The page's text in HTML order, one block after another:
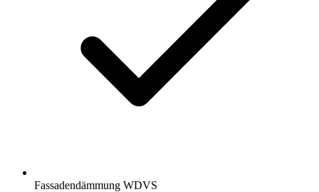
Fassadendämmung WDVS